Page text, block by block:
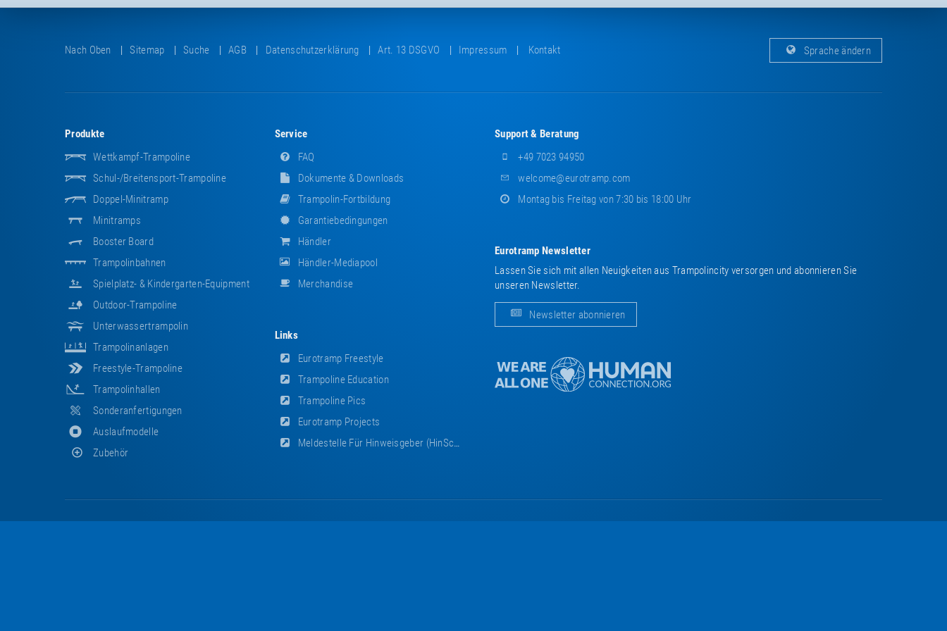
Nach Oben Sitemap Suche AGB Datenschutzerklärung Art. 13 DSGVO Impressum Kontakt Sprache ändern
Produkte
Wettkampf-Trampoline
Schul-/Breitensport-Trampoline
Doppel-Minitramp
Minitramps
Booster Board
Trampolinbahnen
Spielplatz- & Kindergarten-Equipment
Outdoor-Trampoline
Unterwassertrampolin
Trampolinanlagen
Freestyle-Trampoline
Trampolinhallen
Sonderanfertigungen
Auslaufmodelle
Zubehör
Service
FAQ
Dokumente & Downloads
Trampolin-Fortbildung
Garantiebedingungen
Händler
Händler-Mediapool
Merchandise
Links
Eurotramp Freestyle
Trampoline Education
Trampoline Pics
Eurotramp Projects
Meldestelle Für Hinweisgeber (HinSchG)
Support & Beratung
+49 7023 94950
welcome@eurotramp.com
Montag bis Freitag von 7:30 bis 18:00 Uhr
Eurotramp Newsletter
Lassen Sie sich mit allen Neuigkeiten aus Trampolincity versorgen und abonnieren Sie
unseren Newsletter.
Newsletter abonnieren